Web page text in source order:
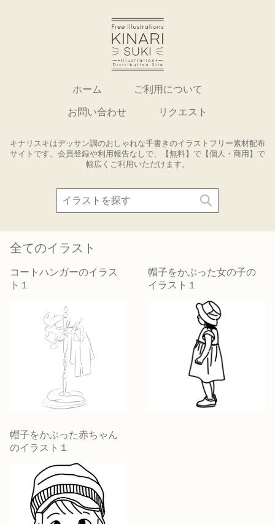
ホーム ご利用について
お問い合わせ リクエスト
キナリスキはデッサン調のおしゃれな手書きのイラストフリー素材配布
サイトです。会員登録や利用報告なしで、【無料】で【個人・商用】で
幅広くご利用いただけます。
全てのイラスト
コートハンガーのイラス
ト１
帽子をかぶった女の子の
イラスト１
帽子をかぶった赤ちゃん
のイラスト１